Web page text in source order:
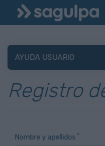
AYUDA USUARIO
Registro
Nombre y apellidos *